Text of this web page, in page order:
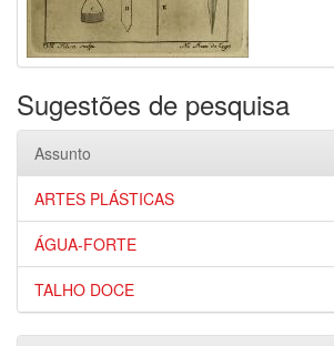
Sugestões de pesquisa
Assunto
ARTES PLÁSTICAS
ÁGUA-FORTE
TALHO DOCE